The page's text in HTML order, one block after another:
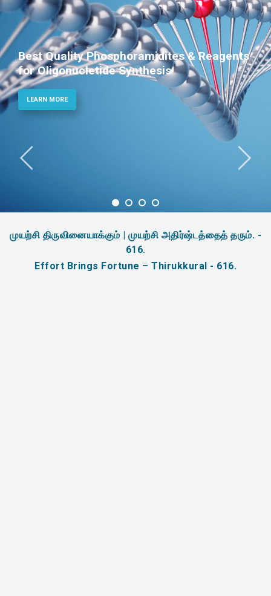
Best Quality Phosphoramidites & Reagents
for Oligonucletide Synthesis
LEARN MORE
முயற்சி திருவினையாக்கும் | முயற்சி அதிர்ஷ்டத்தைத் தரும். -
616.
Effort Brings Fortune – Thirukkural - 616.